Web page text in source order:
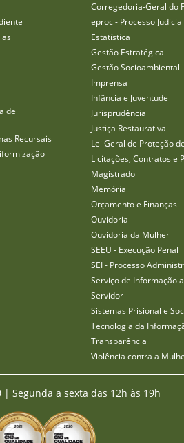
de
Recursais
Corregedoria-Geral do
eproc - Processo Judicial
Estatística
Gestão Estratégica
Gestão Socioambiental
Imprensa
Infância e Juventude
Jurisprudência
Justiça Restaurativa
Lei Geral de Proteção
Licitações, Contratos e
Magistrado
Memória
Orçamento e Finanças
Ouvidoria
Ouvidoria da Mulher
SEEU - Execução Penal
SEI - Processo
Serviço de Informação
Servidor
Sistemas Prisional e
Tecnologia da
Transparência
Violência contra a
| Segunda a sexta das 12h às 19h